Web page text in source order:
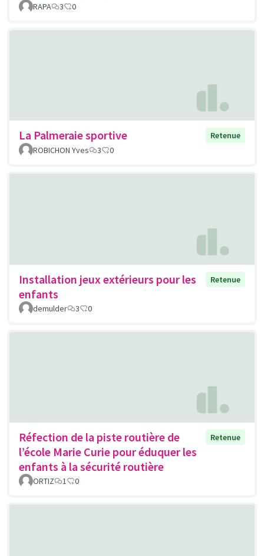
RAPA 3 0
La Palmeraie sportive
Retenue
ROBICHON Yves
3 0
Installation jeux extérieurs pour les
enfants
Retenue
demulder 3 0
Réfection de la piste routière de
l’école Marie Curie pour éduquer les
enfants à la sécurité routière
Retenue
ORTIZ 1 0